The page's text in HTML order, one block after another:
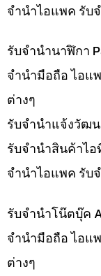
จำนำไอแพค รับ
รับจำนำนาฬิกา
จำนำมือถือ ไอแ
ต่างๆ
รับจํานําแจ้งวัฒน
รับจำนำสินค้าไ
จำนำไอแพค รับ
รับจำนำโน๊ตบุ๊ค
จำนำมือถือ ไอแ
ต่างๆ